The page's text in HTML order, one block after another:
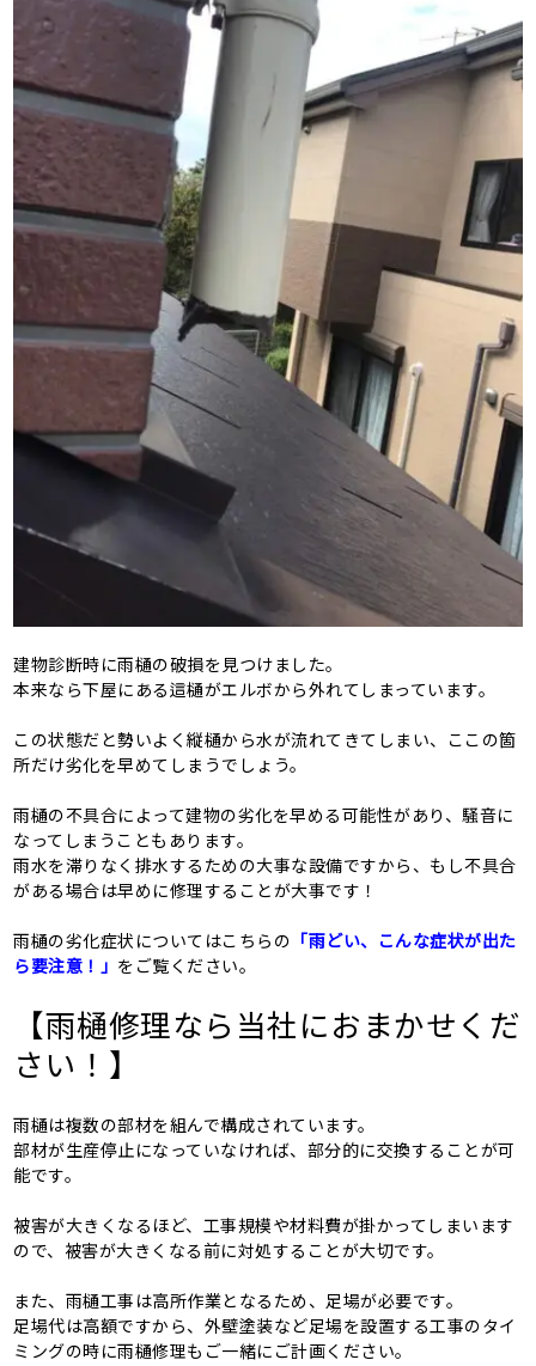
建物診断時に雨樋の破損を見つけました。
本来なら下屋にある這樋がエルボから外れてしまっています。
この状態だと勢いよく縦樋から水が流れてきてしまい、ここの箇
所だけ劣化を早めてしまうでしょう。
雨樋の不具合によって建物の劣化を早める可能性があり、騒音に
なってしまうこともあります。
雨水を滞りなく排水するための大事な設備ですから、もし不具合
がある場合は早めに修理することが大事です！
雨樋の劣化症状についてはこちらの 「雨どい、こんな症状が出た
ら要注意！」 をご覧ください。
【雨樋修理なら当社におまかせくだ
さい！】
雨樋は複数の部材を組んで構成されています。
部材が生産停止になっていなければ、部分的に交換することが可
能です。
被害が大きくなるほど、工事規模や材料費が掛かってしまいます
ので、被害が大きくなる前に対処することが大切です。
また、雨樋工事は高所作業となるため、足場が必要です。
足場代は高額ですから、外壁塗装など足場を設置する工事のタイ
ミングの時に雨樋修理もご一緒にご計画ください。